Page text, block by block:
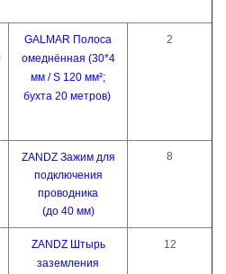
GALMAR Полоса
омеднённая (30*4
мм / S 120 мм²;
бухта 20 метров)
2
ZANDZ Зажим для
подключения
проводника
(до 40 мм)
8
ZANDZ Штырь
заземления
12